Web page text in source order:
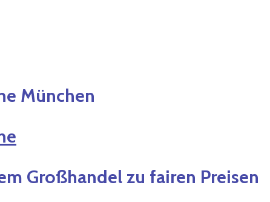
München
Großhandel zu fairen Preisen